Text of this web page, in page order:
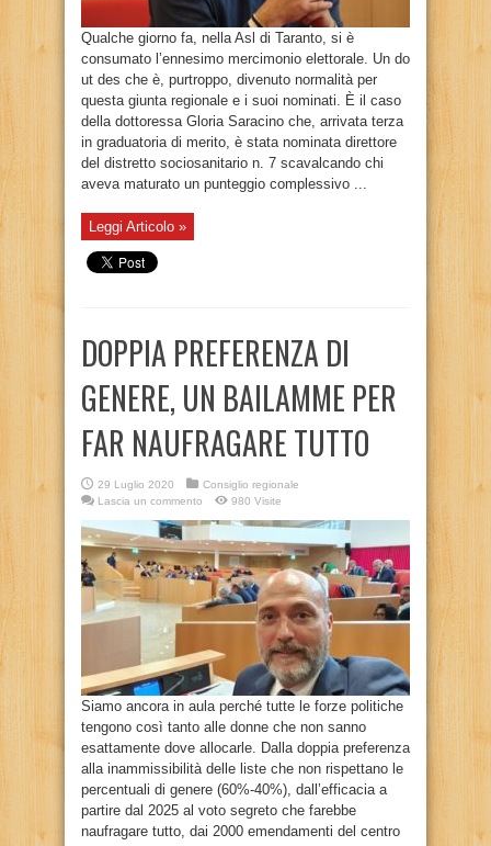
Qualche giorno fa, nella Asl di Taranto, si è
consumato l’ennesimo mercimonio elettorale. Un do
ut des che è, purtroppo, divenuto normalità per
questa giunta regionale e i suoi nominati. È il caso
della dottoressa Gloria Saracino che, arrivata terza
in graduatoria di merito, è stata nominata direttore
del distretto sociosanitario n. 7 scavalcando chi
aveva maturato un punteggio complessivo ...
Leggi Articolo »
DOPPIA PREFERENZA DI
GENERE, UN BAILAMME PER
FAR NAUFRAGARE TUTTO
29 Luglio 2020
Consiglio regionale
Lascia un commento
980 Visite
Siamo ancora in aula perché tutte le forze politiche
tengono così tanto alle donne che non sanno
esattamente dove allocarle. Dalla doppia preferenza
alla inammissibilità delle liste che non rispettano le
percentuali di genere (60%-40%), dall’efficacia a
partire dal 2025 al voto segreto che farebbe
naufragare tutto, dai 2000 emendamenti del centro